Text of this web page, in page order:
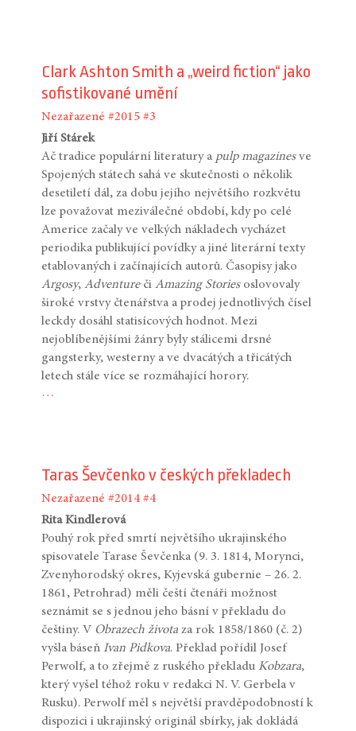
Clark Ashton Smith a „weird fiction“ jako
sofistikované umění
Nezařazené #2015 #3
Jiří Stárek
Ač tradice populární literatury a pulp magazinesve
Spojených státech sahá ve skutečnosti o několik
desetiletí dál, za dobu jejího největšího rozkvětu
lze považovat meziválečné období, kdy po celé
Americe začaly ve velkých nákladech vycházet
periodika publikující povídky a jiné literární texty
etablovaných i začínajících autorů. Časopisy jako
Argosy,AdventurečiAmazing Storiesoslovovaly
široké vrstvy čtenářstva a prodej jednotlivých čísel
leckdy dosáhl statisícových hodnot. Mezi
nejoblíbenějšími žánry byly stálicemi drsné
gangsterky, westerny a ve dvacátých a třicátých
letech stále více se rozmáhající horory.
…
Taras Ševčenko v českých překladech
Nezařazené #2014 #4
Rita Kindlerová
Pouhý rok před smrtí největšího ukrajinského
spisovatele Tarase Ševčenka (9. 3. 1814, Morynci,
Zvenyhorodský okres, Kyjevská gubernie – 26. 2.
1861, Petrohrad) měli čeští čtenáři možnost
seznámit se s jednou jeho básní v překladu do
češtiny. V Obrazech života za rok 1858/1860 (č. 2)
vyšla báseňIvan Pidkova. Překlad pořídil Josef
Perwolf, a to zřejmě z ruského překladu Kobzara,
který vyšel téhož roku v redakci N. V. Gerbela v
Rusku). Perwolf měl s největší pravděpodobností k
dispozici i ukrajinský originál sbírky, jak dokládá